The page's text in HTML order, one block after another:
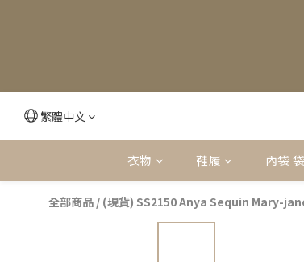
繁體中文
衣物 鞋履 內袋
全部商品 / (現貨) SS2150 Anya Sequin Mary-